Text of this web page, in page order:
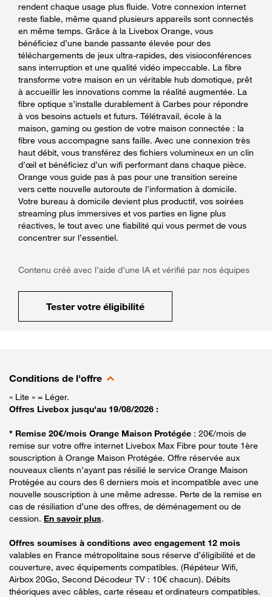
rendent chaque usage plus fluide. Votre connexion internet
reste fiable, même quand plusieurs appareils sont connectés
en même temps. Grâce à la Livebox Orange, vous
bénéficiez d’une bande passante élevée pour des
téléchargements de jeux ultra-rapides, des visioconférences
sans interruption et une qualité vidéo impeccable. La fibre
transforme votre maison en un véritable hub domotique, prêt
à accueillir les innovations comme la réalité augmentée. La
fibre optique s’installe durablement à Carbes pour répondre
à vos besoins actuels et futurs. Télétravail, école à la
maison, gaming ou gestion de votre maison connectée : la
fibre vous accompagne sans faille. Avec une connexion très
haut débit, vous transférez des fichiers volumineux en un clin
d’œil et bénéficiez d’un wifi performant dans chaque pièce.
Orange vous guide pas à pas pour une transition sereine
vers cette nouvelle autoroute de l’information à domicile.
Votre bureau à domicile devient plus productif, vos soirées
streaming plus immersives et vos parties en ligne plus
réactives, le tout avec une fiabilité qui vous permet de vous
concentrer sur l’essentiel.
Contenu créé avec l’aide d’une IA et vérifié par nos équipes
Tester votre éligibilité
Conditions de l'offre
« Lite » = Léger.
Offres Livebox jusqu'au 19/08/2026 :
* Remise 20€/mois Orange Maison Protégée : 20€/mois de
remise sur votre offre internet Livebox Max Fibre pour toute 1ère
souscription à Orange Maison Protégée. Offre réservée aux
nouveaux clients n’ayant pas résilié le service Orange Maison
Protégée au cours des 6 derniers mois et incompatible avec une
nouvelle souscription à une même adresse. Perte de la remise en
cas de résiliation d’une des offres, de déménagement ou de
cession. En savoir plus.
Offres soumises à conditions avec engagement 12 mois
valables en France métropolitaine sous réserve d’éligibilité et de
couverture, avec équipements compatibles. (Répéteur Wifi,
Airbox 20Go, Second Décodeur TV : 10€ chacun). Débits
théoriques avec câbles, carte réseau et ordinateurs compatibles.